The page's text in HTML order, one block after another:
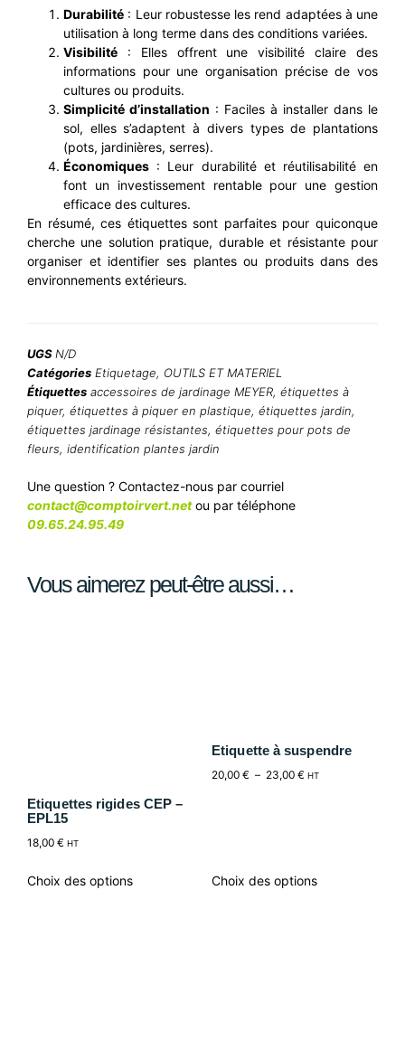
Durabilité : Leur robustesse les rend adaptées à une
utilisation à long terme dans des conditions variées.
Visibilité : Elles offrent une visibilité claire des
informations pour une organisation précise de vos
cultures ou produits.
Simplicité d’installation : Faciles à installer dans le
sol, elles s’adaptent à divers types de plantations
(pots, jardinières, serres).
Économiques : Leur durabilité et réutilisabilité en
font un investissement rentable pour une gestion
efficace des cultures.
En résumé, ces étiquettes sont parfaites pour quiconque
cherche une solution pratique, durable et résistante pour
organiser et identifier ses plantes ou produits dans des
environnements extérieurs.
UGSN/D
Catégories Etiquetage, OUTILS ET MATERIEL
Étiquettes accessoires de jardinage MEYER, étiquettes à
piquer, étiquettes à piquer en plastique, étiquettes jardin,
étiquettes jardinage résistantes, étiquettes pour pots de
fleurs, identification plantes jardin
Une question ? Contactez-nous par courriel
contact@comptoirvert.netou par téléphone
09.65.24.95.49
Vous aimerez peut-être aussi…
Etiquettes rigides CEP –
EPL15
18,00 € HT
Choix des options
Etiquette à suspendre
20,00 € – 23,00 € HT
Choix des options